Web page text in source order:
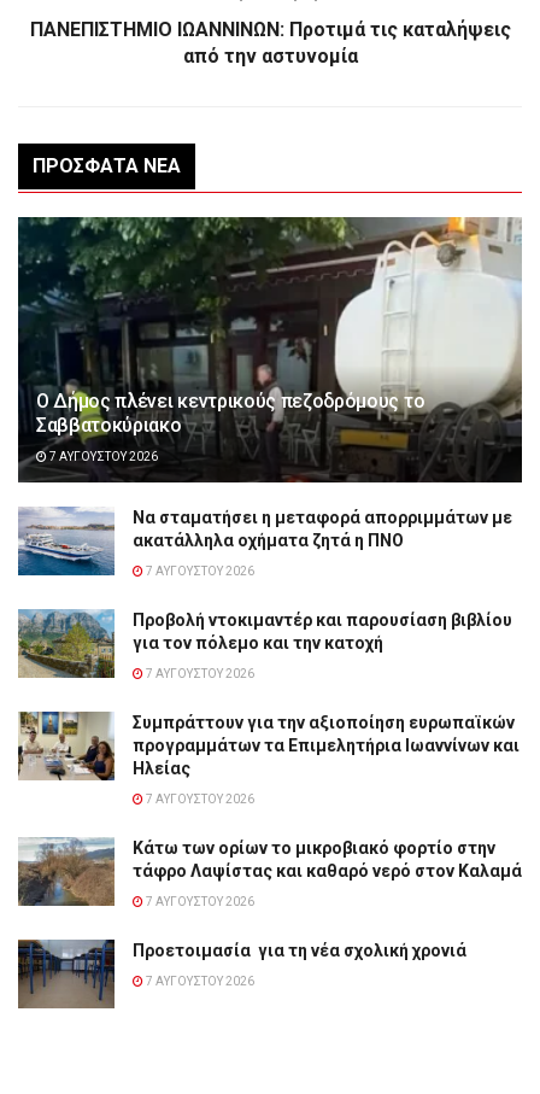
ΠΑΝΕΠΙΣΤΗΜΙΟ ΙΩΑΝΝΙΝΩΝ: Προτιμά τις καταλήψεις
από την αστυνομία
ΠΡΌΣΦΑΤΑ ΝΈΑ
Ο Δήμος πλένει κεντρικούς πεζοδρόμους το
Σαββατοκύριακο
7 ΑΥΓΟΎΣΤΟΥ 2026
Να σταματήσει η μεταφορά απορριμμάτων με
ακατάλληλα οχήματα ζητά η ΠΝΟ
7 ΑΥΓΟΎΣΤΟΥ 2026
Προβολή ντοκιμαντέρ και παρουσίαση βιβλίου
για τον πόλεμο και την κατοχή
7 ΑΥΓΟΎΣΤΟΥ 2026
Συμπράττουν για την αξιοποίηση ευρωπαϊκών
προγραμμάτων τα Επιμελητήρια Ιωαννίνων και
Ηλείας
7 ΑΥΓΟΎΣΤΟΥ 2026
Κάτω των ορίων το μικροβιακό φορτίο στην
τάφρο Λαψίστας και καθαρό νερό στον Καλαμά
7 ΑΥΓΟΎΣΤΟΥ 2026
Προετοιμασία για τη νέα σχολική χρονιά
7 ΑΥΓΟΎΣΤΟΥ 2026